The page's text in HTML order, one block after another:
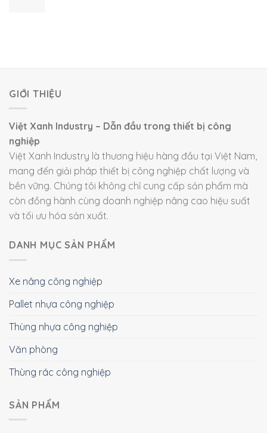
GIỚI THIỆU
Việt Xanh Industry – Dẫn đầu trong thiết bị công
nghiệp
Việt Xanh Industry là thương hiệu hàng đầu tại Việt Nam,
mang đến giải pháp thiết bị công nghiệp chất lượng và
bền vững. Chúng tôi không chỉ cung cấp sản phẩm mà
còn đồng hành cùng doanh nghiệp nâng cao hiệu suất
và tối ưu hóa sản xuất.
DANH MỤC SẢN PHẨM
Xe nâng công nghiệp
Pallet nhựa công nghiệp
Thùng nhựa công nghiệp
Văn phòng
Thùng rác công nghiệp
SẢN PHẨM